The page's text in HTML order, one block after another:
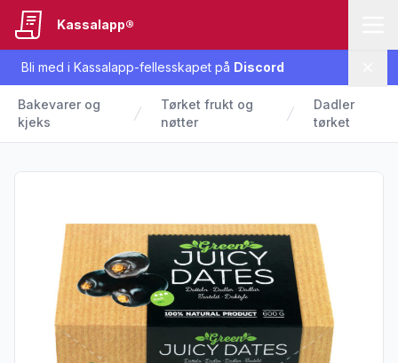
Bli med i Kassalapp-fellesskapet på Discord
Kassalapp®
Bakevarer og
kjeks
Tørket frukt og
nøtter
Dadler
tørket